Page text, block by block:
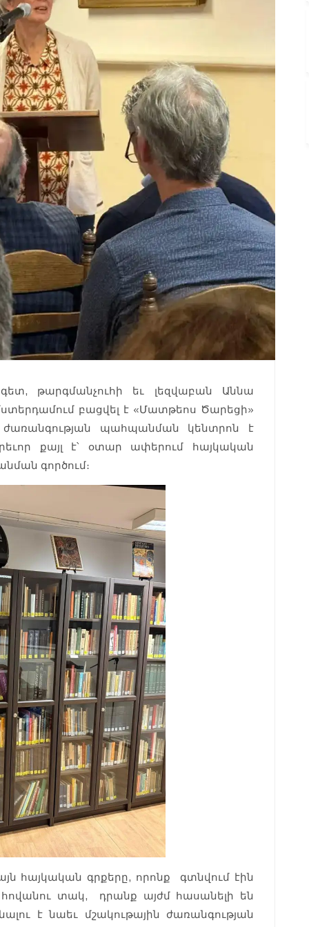
թարգմանչուհի եւ լեզվաբան Աննա
բացվել է «Մատթեոս Ծարեցի»
պահպանման կենտրոն է
քայլ է՝ օտար ափերում հայկական
գործում։
հայկական գրքերը, որոնք գտնվում էին
հովանու տակ, դրանք այժմ հասանելի են
է նաեւ մշակութային ժառանգության